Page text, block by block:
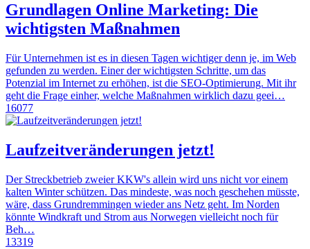
Grundlagen Online Marketing: Die
wichtigsten Maßnahmen
Für Unternehmen ist es in diesen Tagen wichtiger denn je, im Web
gefunden zu werden. Einer der wichtigsten Schritte, um das
Potenzial im Internet zu erhöhen, ist die SEO-Optimierung. Mit ihr
geht die Frage einher, welche Maßnahmen wirklich dazu geei…
16077
Laufzeitveränderungen jetzt!
Der Streckbetrieb zweier KKW's allein wird uns nicht vor einem
kalten Winter schützen. Das mindeste, was noch geschehen müsste,
wäre, dass Grundremmingen wieder ans Netz geht. Im Norden
könnte Windkraft und Strom aus Norwegen vielleicht noch für
Beh…
13319